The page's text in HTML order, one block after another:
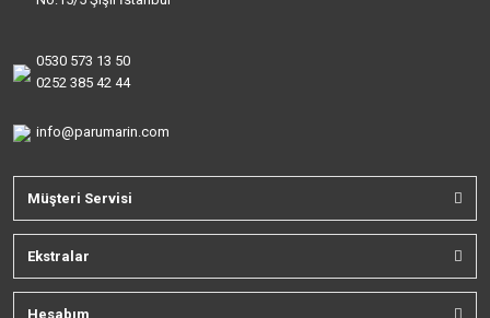
0530 573 13 50
0252 385 42 44
info@parumarin.com
Müşteri Servisi
Ekstralar
Hesabım